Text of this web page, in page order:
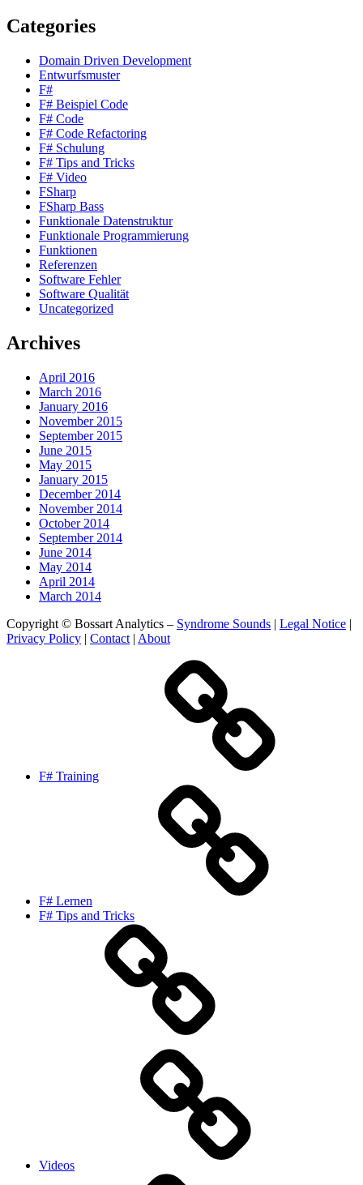
Categories
Domain Driven Development
Entwurfsmuster
F#
F# Beispiel Code
F# Code
F# Code Refactoring
F# Schulung
F# Tips and Tricks
F# Video
FSharp
FSharp Bass
Funktionale Datenstruktur
Funktionale Programmierung
Funktionen
Referenzen
Software Fehler
Software Qualität
Uncategorized
Archives
April 2016
March 2016
January 2016
November 2015
September 2015
June 2015
May 2015
January 2015
December 2014
November 2014
October 2014
September 2014
June 2014
May 2014
April 2014
March 2014
Copyright © Bossart Analytics – Syndrome Sounds | Legal Notice |
Privacy Policy | Contact | About
F# Training
F# Lernen
F# Tips and Tricks
Videos